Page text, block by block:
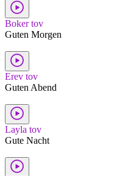
Boker tov
Guten Morgen
Erev tov
Guten Abend
Layla tov
Gute Nacht